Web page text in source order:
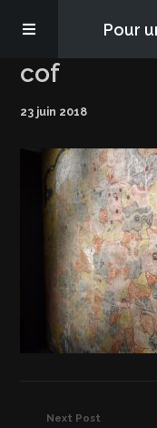
Pour
Les épisodes
S’abonner
À propos
cof
23 juin 2018
Next Post